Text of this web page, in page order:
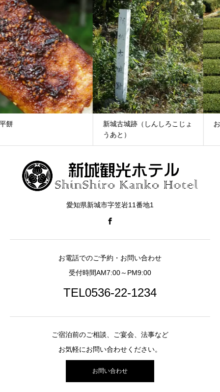
新城古城跡（しんしろこじょ
お茶
愛知県新城市字笠岩11番地1
お電話でのご予約・お問い合わせ
受付時間AM7:00～PM9:00
TEL0536-22-1234
ご宿泊前のご相談、ご宴会、法事など
お気軽にお問い合わせください。
お問い合わせ